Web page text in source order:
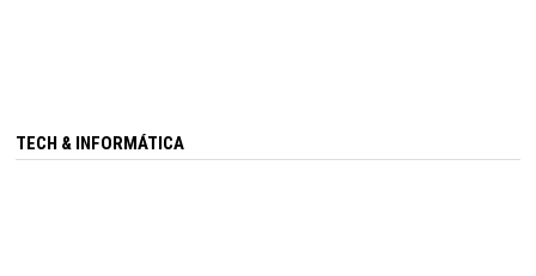
TECH & INFORMÁTICA